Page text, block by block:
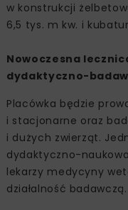
w konstrukcji
6,5 tys. m kw. i
Nowoczesna
dydaktyczno-
Placówka będzie
i stacjonarne oraz
i dużych zwierząt.
dydaktyczno-
lekarzy medycyny
działalność badawczą.